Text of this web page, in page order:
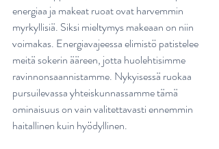
energiaa ja makeat ruoat ovat harvemmin
myrkyllisiä. Siksi mieltymys makeaan on niin
voimakas. Energiavajeessa elimistö patistelee
meitä sokerin ääreen, jotta huolehtisimme
ravinnonsaannistamme. Nykyisessä ruokaa
pursuilevassa yhteiskunnassamme tämä
ominaisuus on vain valitettavasti ennemmin
haitallinen kuin hyödyllinen.